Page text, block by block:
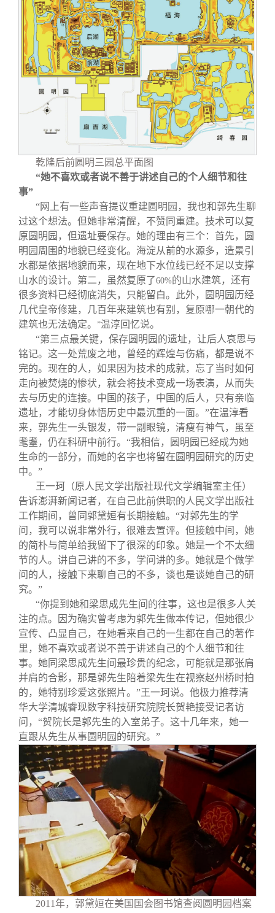
乾隆后前圆明三园总平面图
“她不喜欢或者说不善于讲述自己的个人细节和往
事”
“网上有一些声音提议重建圆明园，我也和郭先生聊
过这个想法。但她非常清醒，不赞同重建。技术可以复
原圆明园，但遗址要保存。她的理由有三个：首先，圆
明园周围的地貌已经变化。海淀从前的水源多，造景引
水都是依据地貌而来，现在地下水位线已经不足以支撑
山水的设计。第二，虽然复原了60%的山水建筑，还有
很多资料已经彻底消失，只能留白。此外，圆明园历经
几代皇帝修建，几百年来建筑也有别，复原哪一朝代的
建筑也无法确定。 ”温淳回忆说。
“第三点最关键，保存圆明园的遗址，让后人哀思与
铭记。这一处荒废之地，曾经的辉煌与伤痛，都是说不
完的。现在的人，如果因为技术的成就，忘了当时如何
走向被焚烧的惨状，就会将技术变成一场表演，从而失
去与历史的连接。中国的孩子，中国的后人，只有亲临
遗址，才能切身体悟历史中最沉重的一面。”在温淳看
来，郭先生一头银发，带一副眼镜，清瘦有神气，虽至
耄耋，仍在科研中前行。“我相信，圆明园已经成为她
生命的一部分，而她的名字也将留在圆明园研究的历史
中。”
王一珂（原人民文学出版社现代文学编辑室主任）
告诉澎湃新闻记者，在自己此前供职的人民文学出版社
工作期间，曾同郭黛姮有长期接触。“对郭先生的学
问，我可以说非常外行，很难去置评。但接触中间，她
的简朴与简单给我留下了很深的印象。她是一个不太细
节的人。讲自己讲的不多，学问讲的多。她就是个做学
问的人，接触下来聊自己的不多，谈也是谈她自己的研
究。”
“你提到她和梁思成先生间的往事，这也是很多人关
注的点。因为确实曾考虑为郭先生做本传记，但她很少
宣传、凸显自己，在她看来自己的一生都在自己的著作
里，她不喜欢或者说不善于讲述自己的个人细节和往
事。她同梁思成先生间最珍贵的纪念，可能就是那张肩
并肩的合影，那是郭先生陪着梁先生在视察赵州桥时拍
的，她特别珍爱这张照片。”王一珂说。他极力推荐清
华大学清城睿现数字科技研究院院长贺艳接受记者访
问，“贺院长是郭先生的入室弟子。这十几年来，她一
直跟从先生从事圆明园的研究。”
2011年，郭黛姮在美国国会图书馆查阅圆明园档案